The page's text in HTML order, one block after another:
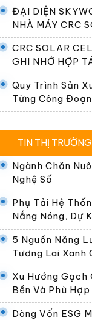
ĐẠI DIỆN
NHÀ MÁY CRC
CRC SOLAR
GHI NHỚ HỢP
TẠI VIỆT NAM
Quy Trình Sản
Từng Công Đoạn
TIN THỊ TRƯỜNG
Ngành Chăn
Nghệ Số
Phụ Tải Hệ
Nắng Nóng, Dự
5 Nguồn Năng
Tương Lai Xanh
Xu Hướng
Bền Và Phù
Dòng Vốn ESG